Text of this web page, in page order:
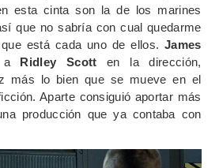
esta cinta son la de los marines
que no sabría con cual quedarme
está cada uno de ellos. James
a Ridley Scott en la dirección,
más lo bien que se mueve en el
Aparte consiguió aportar más
producción que ya contaba con